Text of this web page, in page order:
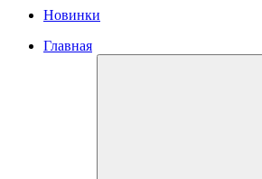
Новинки
Главная